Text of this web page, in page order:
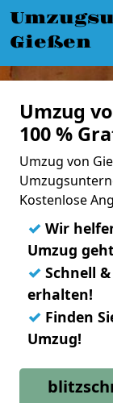
Gießen
Umzug
100 %
Umzug von
Kostenlose
✓ Wir
Umzug
✓ Schnell
erhalten!
✓ Finden
Umzug!